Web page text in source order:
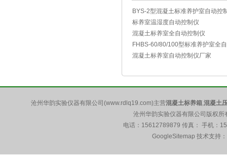
BYS-2型混凝土标准养护室自动控
标养室温湿度自动控制仪
混凝土标养室全自动控制仪
FHBS-60/80/100型标准养护室全
混凝土标养室自动控制仪厂家
沧州华韵实验仪器有限公司(www.rdlq19.com)主营混凝土标养箱,混凝土
沧州华韵实验仪器有限公司版权
电话：15612789879 传真： 手机：
GoogleSitemap 技术支持